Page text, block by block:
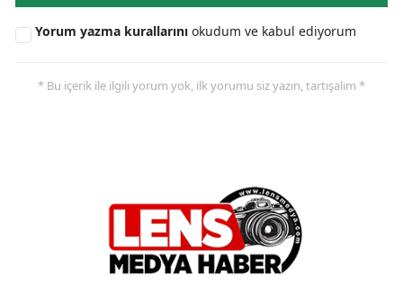
Yorum yazma kurallarını okudum ve kabul ediyorum
* Bu içerik ile ilgili yorum yok, ilk yorumu siz yazın, tartışalım *